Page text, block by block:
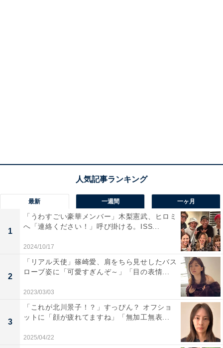
最新 一週間 一ヶ月
1
「うわすごい豪華メンバー」木梨憲武、ヒロミ
へ「連絡ください！」呼び掛ける。ISS...
2024/10/17
2
「リアル天使」篠崎愛、肩をちら見せしたバス
ローブ姿に「可愛すぎんぞ～」「目の表情...
2023/03/03
3
「これが北川景子！？」すっぴん？ オフショ
ットに「顔が疲れてますね」「無加工無表...
2025/04/22